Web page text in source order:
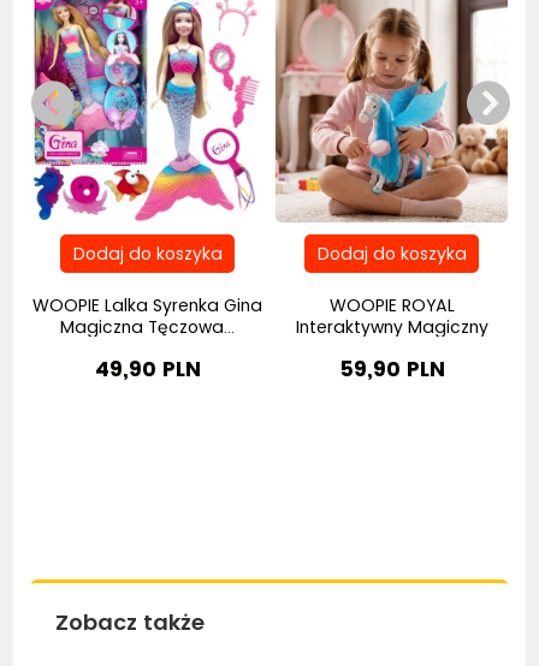
WOOPIE Lalka Syrenka Gina
Magiczna Tęczowa...
49,90 PLN
WOOPIE ROYAL
Interaktywny Magiczny
59,90 PLN
Zobacz także